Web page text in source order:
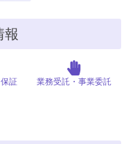
報
証 業務受託・事業委託